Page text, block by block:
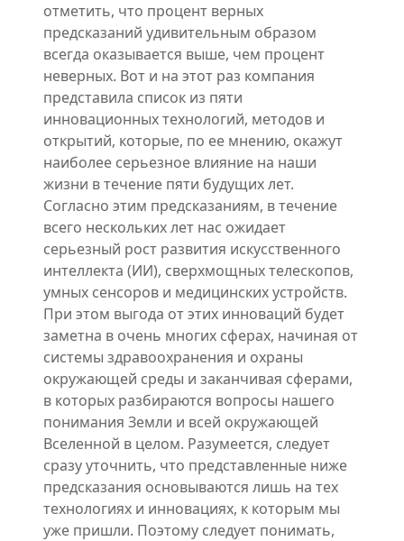
отметить, что процент верных
предсказаний удивительным образом
всегда оказывается выше, чем процент
неверных. Вот и на этот раз компания
представила список из пяти
инновационных технологий, методов и
открытий, которые, по ее мнению, окажут
наиболее серьезное влияние на наши
жизни в течение пяти будущих лет.
Согласно этим предсказаниям, в течение
всего нескольких лет нас ожидает
серьезный рост развития искусственного
интеллекта (ИИ), сверхмощных телескопов,
умных сенсоров и медицинских устройств.
При этом выгода от этих инноваций будет
заметна в очень многих сферах, начиная от
системы здравоохранения и охраны
окружающей среды и заканчивая сферами,
в которых разбираются вопросы нашего
понимания Земли и всей окружающей
Вселенной в целом. Разумеется, следует
сразу уточнить, что представленные ниже
предсказания основываются лишь на тех
технологиях и инновациях, к которым мы
уже пришли. Поэтому следует понимать,